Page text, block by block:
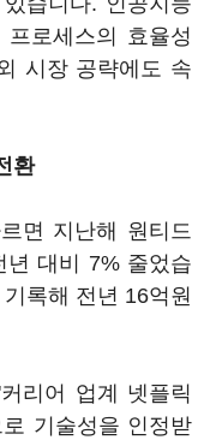
로세스의 효율성
시장 공략에도 속
환
면 지난해 원티드
년 대비 7% 줄었습
록해 전년 16억원
리어 업계 넷플릭
기술성을 인정받